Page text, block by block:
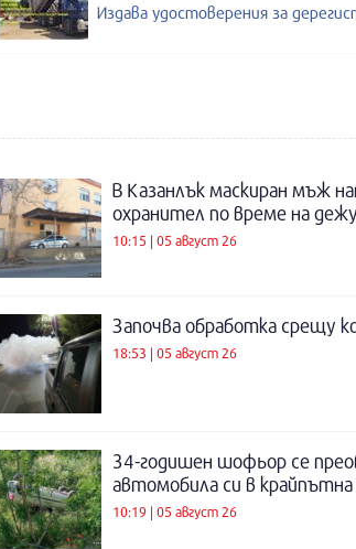
Издава удостоверения за
В Казанлък маскиран мъж
охранител по време на
10:15 | 05 август 26
Започва обработка срещу
18:53 | 05 август 26
34-годишен шофьор се
автомобила си в крайпътна
10:19 | 05 август 26